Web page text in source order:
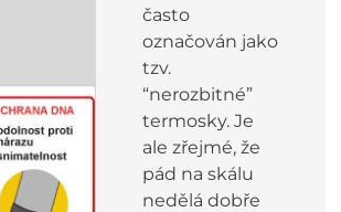
často
označován jako
tzv.
“nerozbitné”
termosky. Je
ale zřejmé, že
pád na skálu
nedělá dobře